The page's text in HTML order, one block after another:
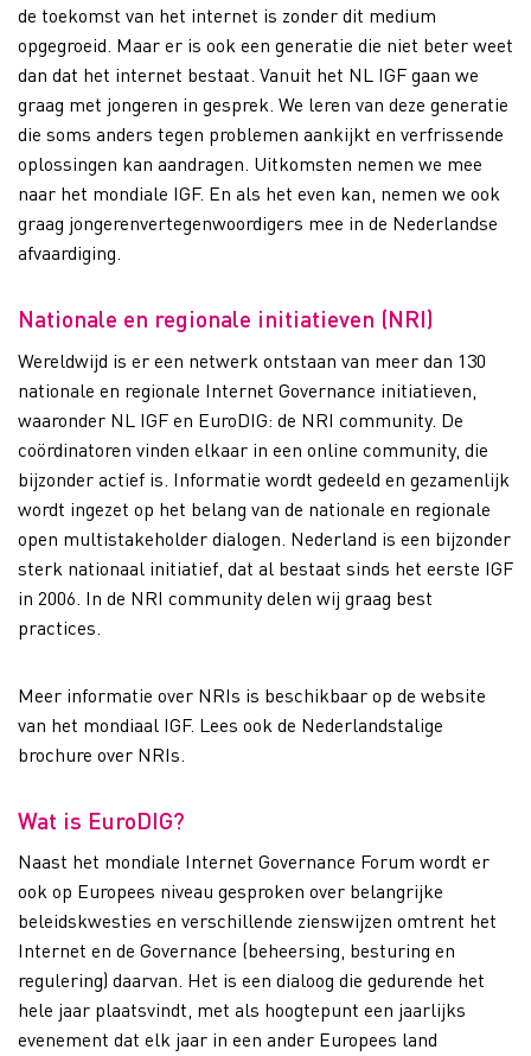
de toekomst van het internet is zonder dit medium
opgegroeid. Maar er is ook een generatie die niet beter weet
dan dat het internet bestaat. Vanuit het NL IGF gaan we
graag met jongeren in gesprek. We leren van deze generatie
die soms anders tegen problemen aankijkt en verfrissende
oplossingen kan aandragen. Uitkomsten nemen we mee
naar het mondiale IGF. En als het even kan, nemen we ook
graag jongerenvertegenwoordigers mee in de Nederlandse
afvaardiging.
Nationale en regionale initiatieven (NRI)
Wereldwijd is er een netwerk ontstaan van meer dan 130
nationale en regionale Internet Governance initiatieven,
waaronder NL IGF en EuroDIG: de NRI community. De
coördinatoren vinden elkaar in een online community, die
bijzonder actief is. Informatie wordt gedeeld en gezamenlijk
wordt ingezet op het belang van de nationale en regionale
open multistakeholder dialogen. Nederland is een bijzonder
sterk nationaal initiatief, dat al bestaat sinds het eerste IGF
in 2006. In de NRI community delen wij graag best
practices.
Meer informatie over NRIs is beschikbaar op de website
van het mondiaal IGF. Lees ook de Nederlandstalige
brochure over NRIs
Wat is EuroDIG?
Naast het mondiale Internet Governance Forum wordt er
ook op Europees niveau gesproken over belangrijke
beleidskwesties en verschillende zienswijzen omtrent het
Internet en de Governance (beheersing, besturing en
regulering) daarvan. Het is een dialoog die gedurende het
hele jaar plaatsvindt, met als hoogtepunt een jaarlijks
evenement dat elk jaar in een ander Europees land